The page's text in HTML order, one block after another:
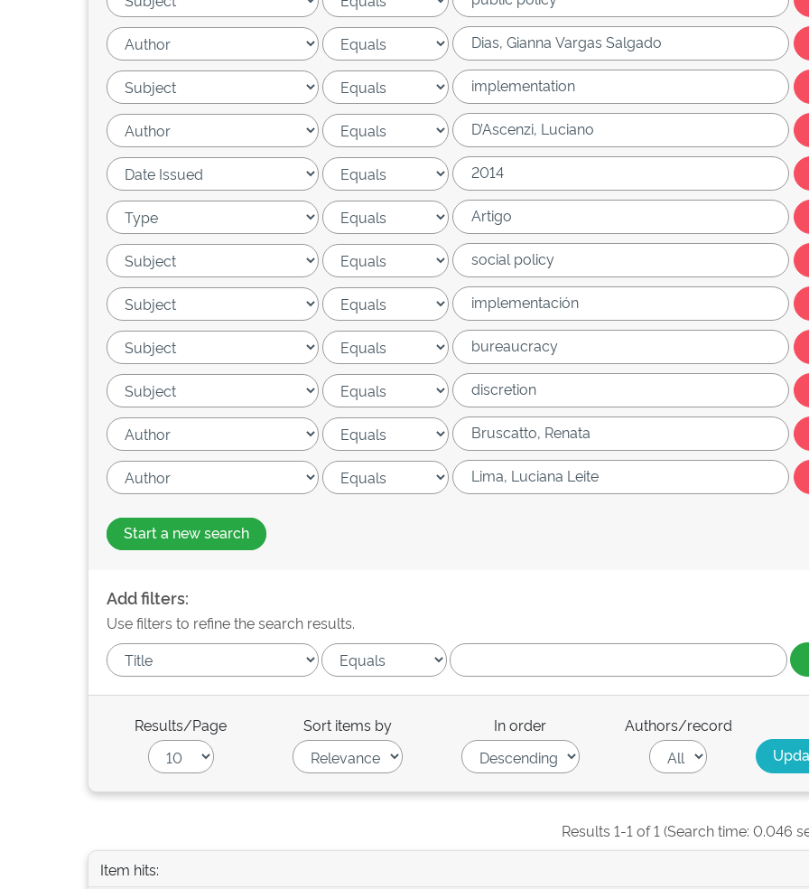
Start a new search
Add filters:
Use filters to refine the search results.
Results/Page Sort items by In order Authors/record
Results 1-1 of 1 (Search time: 0.046
Item hits: